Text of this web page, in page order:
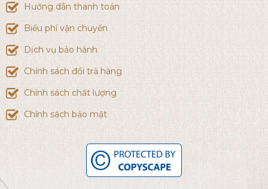
Hướng dẫn thanh toán
Biểu phí vận chuyển
Dịch vụ bảo hành
Chính sách đổi trả hàng
Chính sách chất lượng
Chính sách bảo mật